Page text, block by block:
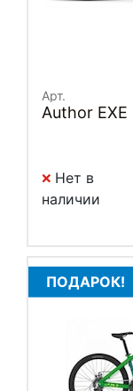
Арт.
Нет в
наличии
ПОДАРОК!